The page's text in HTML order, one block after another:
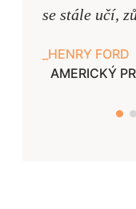
se stále učí,
HENRY FORD
AMERICKÝ